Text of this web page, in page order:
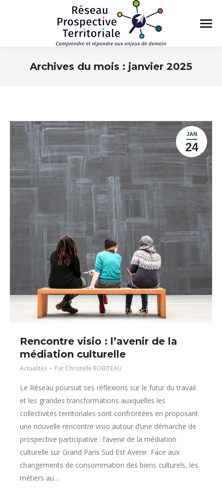
Archives du mois : janvier 2025
JAN
24
Rencontre visio : l’avenir de la
médiation culturelle
Actualités Par Christelle ROBITEAU
Le Réseau poursuit ses réflexions sur le futur du travail
et les grandes transformations auxquelles les
collectivités territoriales sont confrontées en proposant
une nouvelle rencontre visio autour d’une démarche de
prospective participative : l’avenir de la médiation
culturelle sur Grand Paris Sud Est Avenir. Face aux
changements de consommation des biens culturels, les
métiers au…